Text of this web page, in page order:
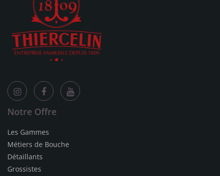
Notre Offre
Les Gammes
Métiers de Bouche
Détaillants
Grossistes